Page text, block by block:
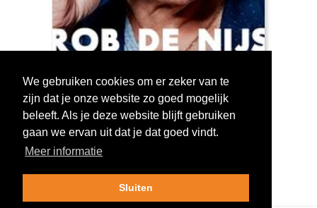
Log in om te stemmen!
We gebruiken cookies om er zeker van te
zijn dat je onze website zo goed mogelijk
beleeft. Als je deze website blijft gebruiken
gaan we ervan uit dat je dat goed vindt.
Meer informatie
Sluiten